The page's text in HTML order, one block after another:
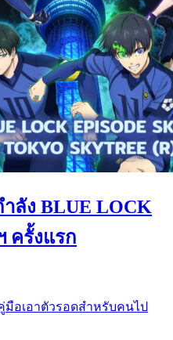
ลัง BLUE LOCK
ครั้งแรก